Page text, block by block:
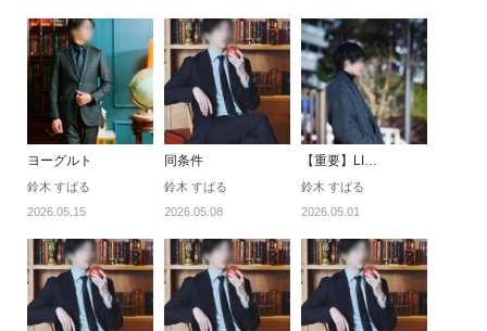
ヨーグルト
鈴木 すばる
2026.05.15
同条件
鈴木 すばる
2026.05.08
【重要】LI…
鈴木 すばる
2026.05.01